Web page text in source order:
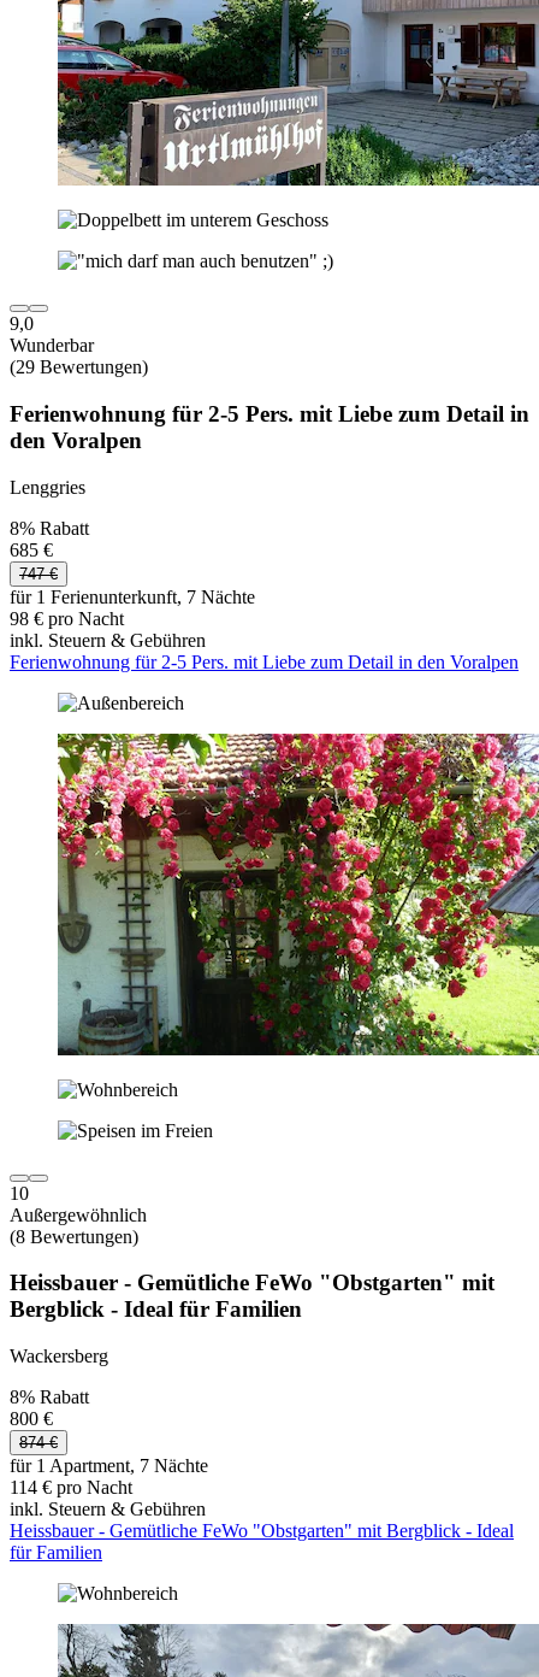
9,0
Wunderbar
(29 Bewertungen)
Ferienwohnung für 2-5 Pers. mit Liebe zum Detail in
den Voralpen
Lenggries
8% Rabatt
685 €
747 €
für 1 Ferienunterkunft, 7 Nächte
98 € pro Nacht
inkl. Steuern & Gebühren
Ferienwohnung für 2-5 Pers. mit Liebe zum Detail in den Voralpen
10
Außergewöhnlich
(8 Bewertungen)
Heissbauer - Gemütliche FeWo "Obstgarten" mit
Bergblick - Ideal für Familien
Wackersberg
8% Rabatt
800 €
874 €
für 1 Apartment, 7 Nächte
114 € pro Nacht
inkl. Steuern & Gebühren
Heissbauer - Gemütliche FeWo "Obstgarten" mit Bergblick - Ideal
für Familien